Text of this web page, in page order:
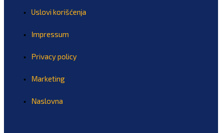
Uslovi korišćenja
Impressum
Privacy policy
Marketing
Naslovna